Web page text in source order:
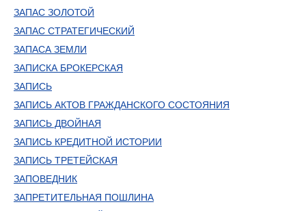
ЗАПАС ЗОЛОТОЙ
ЗАПАС СТРАТЕГИЧЕСКИЙ
ЗАПАСА ЗЕМЛИ
ЗАПИСКА БРОКЕРСКАЯ
ЗАПИСЬ
ЗАПИСЬ АКТОВ ГРАЖДАНСКОГО СОСТОЯНИЯ
ЗАПИСЬ ДВОЙНАЯ
ЗАПИСЬ КРЕДИТНОЙ ИСТОРИИ
ЗАПИСЬ ТРЕТЕЙСКАЯ
ЗАПОВЕДНИК
ЗАПРЕТИТЕЛЬНАЯ ПОШЛИНА